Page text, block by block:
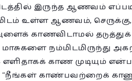
இருந்த ஆணவம்
உள்ள ஆணவம்,
காணவிடாமல்
நம்மிடமிருந்து
காண முடியும்
“நீங்கள் காண்பவற்றைக்